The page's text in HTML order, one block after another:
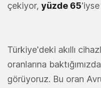
çekiyor, yüzde 65
Türkiye'deki akıllı
oranlarına baktığımızda
görüyoruz. Bu oran